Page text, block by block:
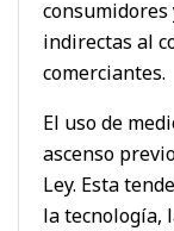
indirectas al
comerciantes.
El uso de
ascenso
Ley. Esta
la tecnología,